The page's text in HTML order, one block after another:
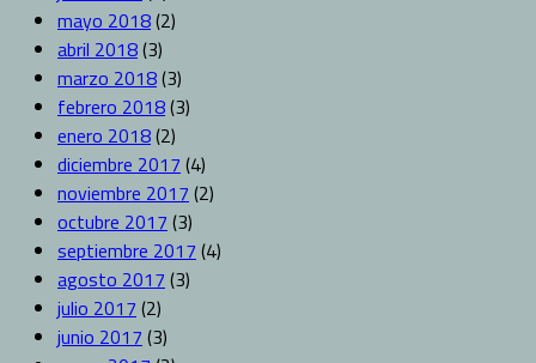
mayo 2018(2)
abril 2018(3)
marzo 2018(3)
febrero 2018(3)
enero 2018(2)
diciembre 2017 (4)
noviembre 2017 (2)
octubre 2017 (3)
septiembre 2017 (4)
agosto 2017 (3)
julio 2017 (2)
junio 2017 (3)